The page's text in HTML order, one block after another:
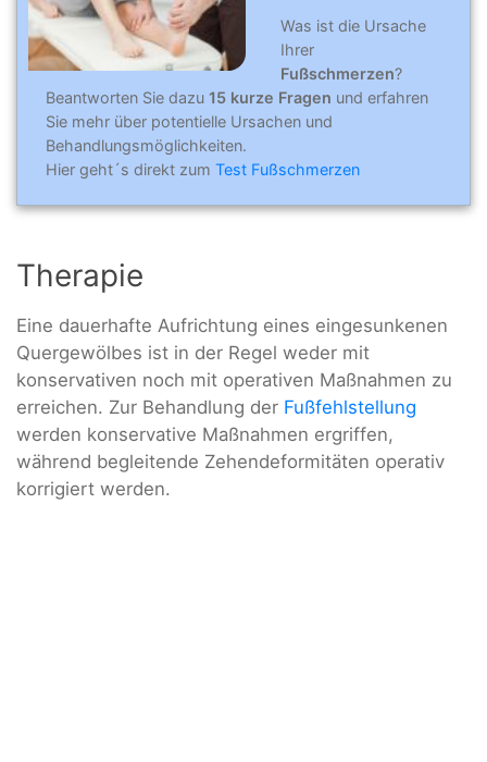
Was ist die Ursache
Ihrer
Fußschmerzen?
Beantworten Sie dazu 15 kurze Fragen und erfahren
Sie mehr über potentielle Ursachen und
Behandlungsmöglichkeiten.
Hier geht´s direkt zum Test Fußschmerzen
Therapie
Eine dauerhafte Aufrichtung eines eingesunkenen
Quergewölbes ist in der Regel weder mit
konservativen noch mit operativen Maßnahmen zu
erreichen. Zur Behandlung der Fußfehlstellung
werden konservative Maßnahmen ergriffen,
während begleitende Zehendeformitäten operativ
korrigiert werden.